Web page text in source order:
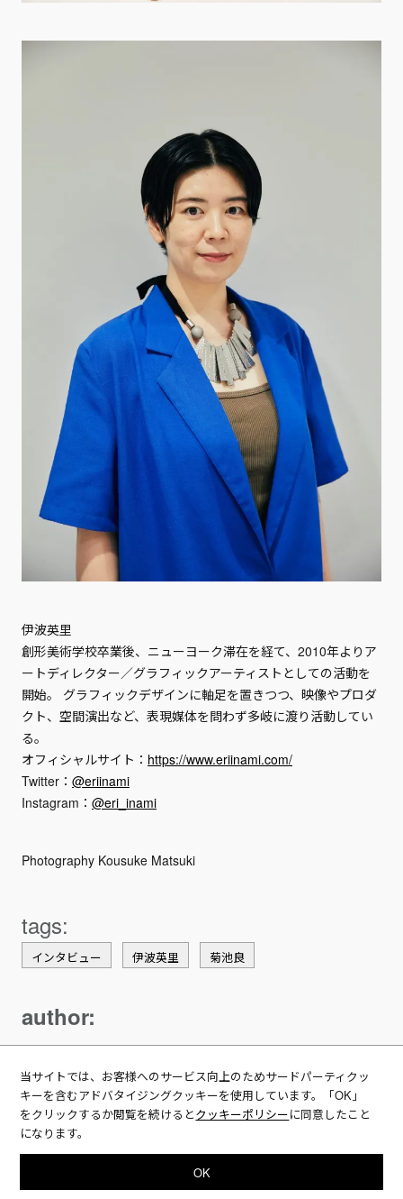
伊波英里
創形美術学校卒業後、ニューヨーク滞在を経て、2010年よりア
ートディレクター／グラフィックアーティストとしての活動を
開始。 グラフィックデザインに軸足を置きつつ、映像やプロダ
クト、空間演出など、表現媒体を問わず多岐に渡り活動してい
る。
オフィシャルサイト： https://www.eriinami.com/
Twitter： @eriinami
Instagram： @eri_inami
Photography Kousuke Matsuki
インタビュー 伊波英里 菊池良
author:
1987年生まれ。作家。著書に『もし文豪たち
がカップ焼きそばの作り方を書いたら』（宝
島社・神田桂一と共著）、『世界一即戦力な
男』（‎フォレスト出版）、『芥川賞ぜんぶ読
む』（‎宝島社）など。2022年1月に『タイム・スリップ芥川賞:
当サイトでは、お客様へのサービス向上のためサードパーティクッ
キーを含むアドバタイジングクッキーを使用しています。「OK」
をクリックするか閲覧を続けるとクッキーポリシーに同意したこと
になります。
OK